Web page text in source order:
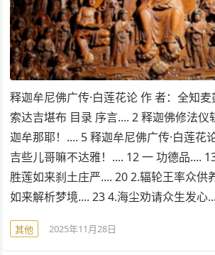
释迦牟尼佛广传·白莲花论 作 者：全知麦
索达吉堪布 目录 序言.... 2 释迦佛修法仪
迦牟那耶！.... 5 释迦牟尼佛广传·白莲花
吉些儿哥嘛不达雅！.... 12 一 功德品....
胜莲如来刹土庄严.... 20 2.辐轮王率众供
如来解析梦境.... 23 4.海尘劝请众生发心
其他 2025年11月28日